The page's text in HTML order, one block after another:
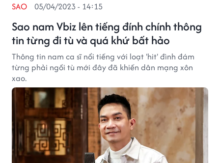
Sao nam Vbiz lên tiếng đính chính thông
tin từng đi tù và quá khứ bất hảo
SAO 05/04/2023 - 14:15
Thông tin nam ca sĩ nổi tiếng với loạt 'hit' đình đám
từng phải ngồi tù mới đây đã khiến dân mạng xôn
xao.